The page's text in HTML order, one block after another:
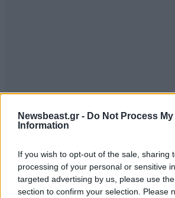
Newsbeast.gr - Do Not Process My
Information
If you wish to opt-out of the sale, sharing
processing of your personal or sensitive
targeted advertising by us, please use
section to confirm your selection. Please
2 ΣΧΌΛΙΑ